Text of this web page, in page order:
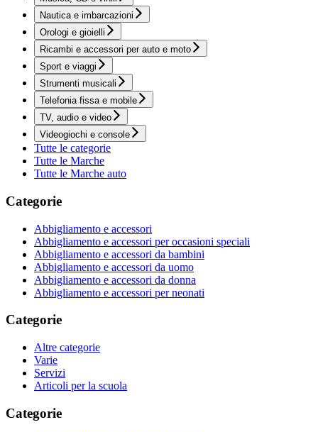
Nautica e imbarcazioni
Orologi e gioielli
Ricambi e accessori per auto e moto
Sport e viaggi
Strumenti musicali
Telefonia fissa e mobile
TV, audio e video
Videogiochi e console
Tutte le categorie
Tutte le Marche
Tutte le Marche auto
Categorie
Abbigliamento e accessori
Abbigliamento e accessori per occasioni speciali
Abbigliamento e accessori da bambini
Abbigliamento e accessori da uomo
Abbigliamento e accessori da donna
Abbigliamento e accessori per neonati
Categorie
Altre categorie
Varie
Servizi
Articoli per la scuola
Categorie